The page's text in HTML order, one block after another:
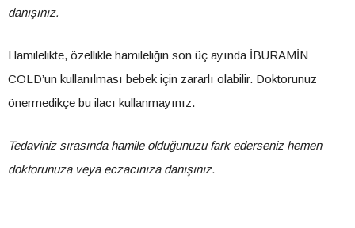
danışınız.
Hamilelikte, özellikle hamileliğin son üç ayında İBURAMİN
COLD’un kullanılması bebek için zararlı olabilir. Doktorunuz
önermedikçe bu ilacı kullanmayınız.
Tedaviniz sırasında hamile olduğunuzu fark ederseniz hemen
doktorunuza veya eczacınıza danışınız.